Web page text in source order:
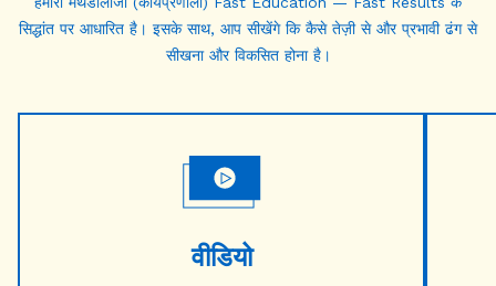
सिद्धांत पर आधारित है। इसके साथ, आप सीखेंगे कि कैसे तेज़ी से और प्रभावी ढंग से
सीखना और विकसित होना है।
वीडियो